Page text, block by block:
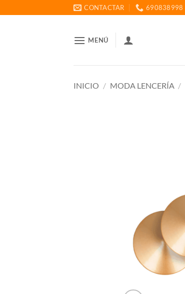
al
CONTACTAR 690838998
MENÚ
INICIO / MODA LENCERÍA /